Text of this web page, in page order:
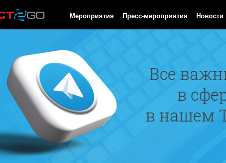
Мероприятия Пресс-мероприятия Новости